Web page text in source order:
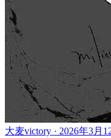
大麦victory · 2026年3月